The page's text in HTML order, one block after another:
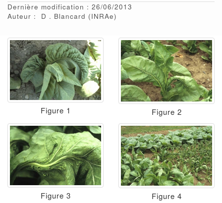
Dernière modification : 26/06/2013
Auteur :
D Blancard (INRAe)
Figure 1 Figure 2
Figure 3 Figure 4